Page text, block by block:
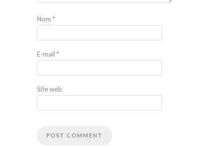
Nom *
E-mail *
Site web